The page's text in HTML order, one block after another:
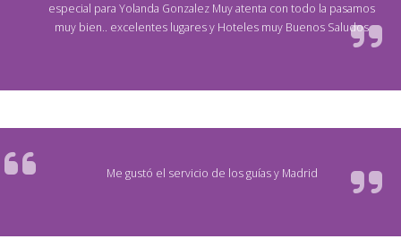
especial para Yolanda Gonzalez Muy atenta con todo la pasamos
muy bien.. excelentes lugares y Hoteles muy Buenos Saludos
Me gustó el servicio de los guías y Madrid